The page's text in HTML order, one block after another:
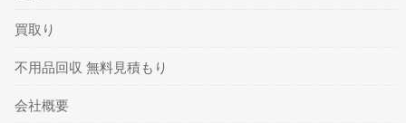
買取り
不用品回収 無料見積もり
会社概要